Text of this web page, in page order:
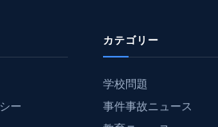
ー
カテゴリー
学校問題
事件事故ニュース